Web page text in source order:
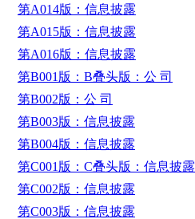
第A014版：信息披露
第A015版：信息披露
第A016版：信息披露
第B001版：B叠头版：公 司
第B002版：公 司
第B003版：信息披露
第B004版：信息披露
第C001版：C叠头版：信息披露
第C002版：信息披露
第C003版：信息披露